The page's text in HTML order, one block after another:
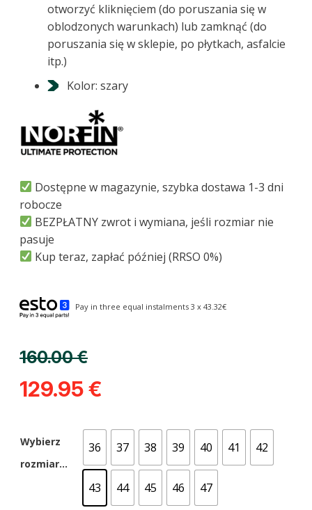
otworzyć kliknięciem (do poruszania się w
oblodzonych warunkach) lub zamknąć (do
poruszania się w sklepie, po płytkach, asfalcie
itp.)
Kolor: szary
Dostępne w magazynie, szybka dostawa 1-3 dni
robocze
BEZPŁATNY zwrot i wymiana, jeśli rozmiar nie
pasuje
Kup teraz, zapłać później (RRSO 0%)
Pay in three equal instalments 3 x 43.32€
160.00€
129.95€
Wybierz
rozmiar...
36 37 38 39 40 41 42
43 44 45 46 47